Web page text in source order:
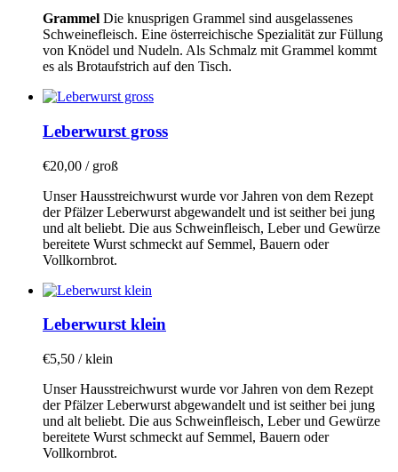
Grammel Die knusprigen Grammel sind ausgelassenes
Schweinefleisch. Eine österreichische Spezialität zur Füllung
von Knödel und Nudeln. Als Schmalz mit Grammel kommt
es als Brotaufstrich auf den Tisch.
Leberwurst gross
€20,00 / groß
Unser Hausstreichwurst wurde vor Jahren von dem Rezept
der Pfälzer Leberwurst abgewandelt und ist seither bei jung
und alt beliebt. Die aus Schweinfleisch, Leber und Gewürze
bereitete Wurst schmeckt auf Semmel, Bauern oder
Vollkornbrot.
Leberwurst klein
€5,50 / klein
Unser Hausstreichwurst wurde vor Jahren von dem Rezept
der Pfälzer Leberwurst abgewandelt und ist seither bei jung
und alt beliebt. Die aus Schweinfleisch, Leber und Gewürze
bereitete Wurst schmeckt auf Semmel, Bauern oder
Vollkornbrot.